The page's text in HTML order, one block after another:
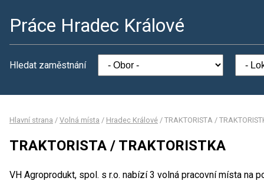
Práce Hradec Králové
Hledat zaměstnání
Hlavní strana / Volná místa / Hradec Králové / TRAKTORISTA /
TRAKTORISTA / TRAKTORISTKA
VH Agroprodukt, spol. s r.o. nabízí 3 volná pracovní místa na